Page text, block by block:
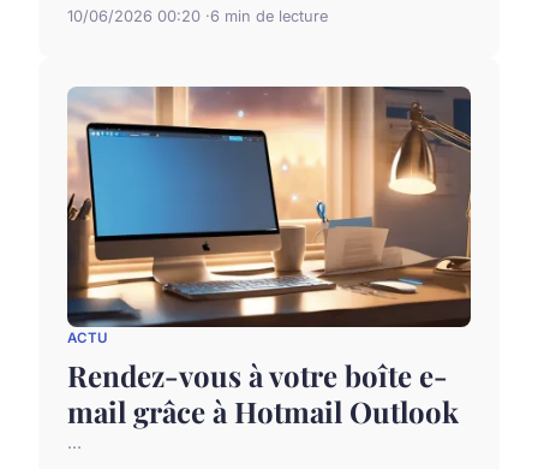
10/06/2026 00:20 6 min de lecture
ACTU
Rendez-vous à votre boîte e-
mail grâce à Hotmail Outlook
...